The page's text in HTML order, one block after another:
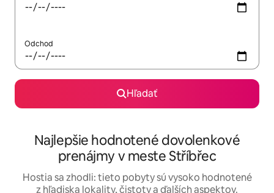
Odchod
Hľadať
Najlepšie hodnotené dovolenkové
prenájmy v meste Stříbřec
Hostia sa zhodli: tieto pobyty sú vysoko hodnotené
z hľadiska lokality, čistoty a ďalších aspektov.